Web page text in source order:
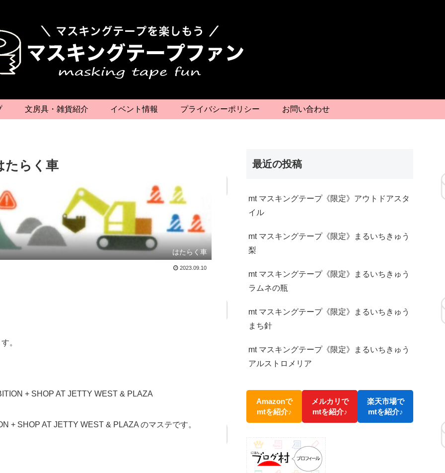
文房具・雑貨紹介 イベント情報 プライバシーポリシー お問い合わせ
たらく車
はたらく車
2023.09.10
。
+ SHOP AT JETTY WEST & PLAZA
+ SHOP AT JETTY WEST & PLAZA のマステです。
最近の投稿
mt マスキングテープ《限定》アウトドアスタ
イル
mt マスキングテープ《限定》まるいちきゅう
梨
mt マスキングテープ《限定》まるいちきゅう
ラムネの瓶
mt マスキングテープ《限定》まるいちきゅう
まち針
mt マスキングテープ《限定》まるいちきゅう
アルストロメリア
Amazonで
mtを紹介♪
メルカリで
mtを紹介♪
楽天市場で
mtを紹介♪